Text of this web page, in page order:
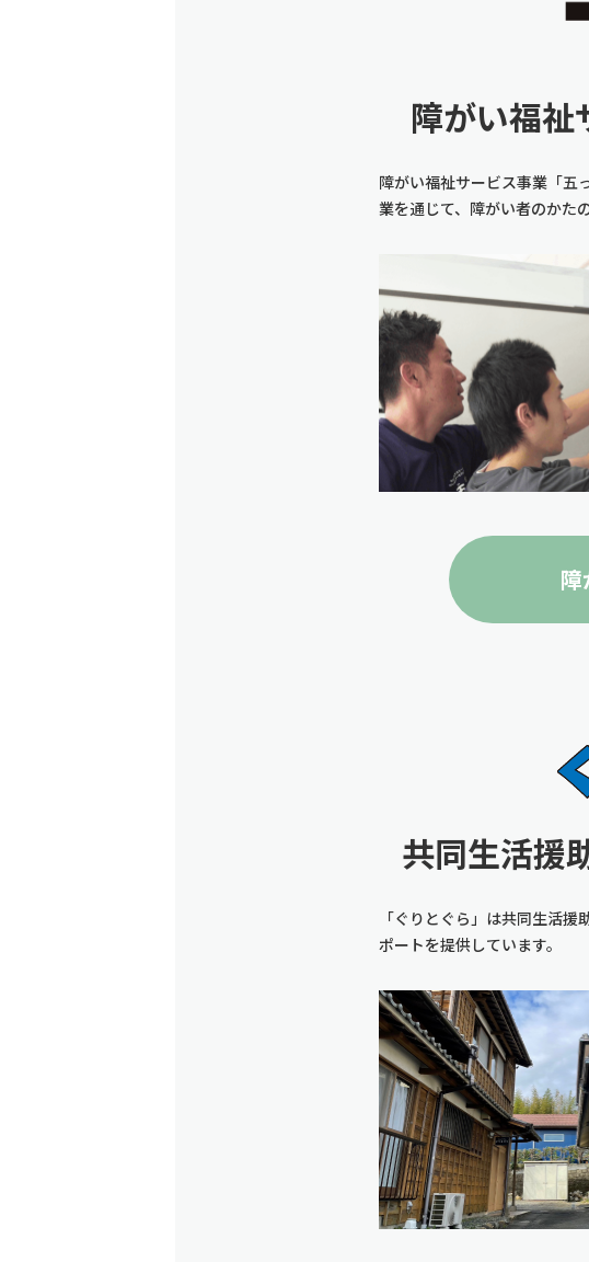
障がい福祉
障がい福祉サービス事業「五
業を通じて、障がい者のかた
障
共同生活援
「ぐりとぐら」は共同生活
ポートを提供しています。